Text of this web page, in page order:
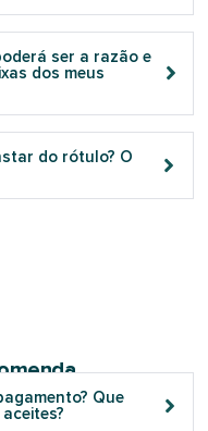
ser a razão e
dos meus
do rótulo? O
Que